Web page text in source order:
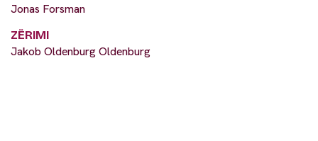
Jonas Forsman
ZËRIMI
Jakob Oldenburg Oldenburg